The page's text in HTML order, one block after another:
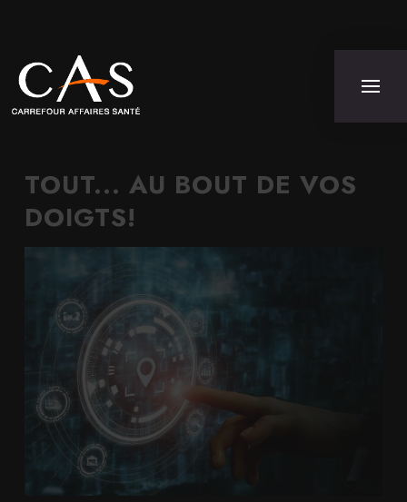
TOUT... AU BOUT DE VOS
DOIGTS!